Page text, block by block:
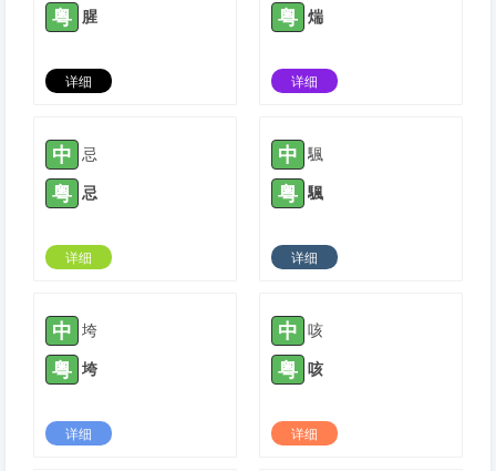
粤 腥
详细
粤 煓
详细
中 忌
粤 忌
详细
中 颿
粤 颿
详细
中 垮
粤 垮
详细
中 咳
粤 咳
详细